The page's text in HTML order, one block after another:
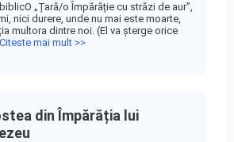
„Țară/o Împărăție cu străzi de aur”,
nici durere, unde nu mai este moarte,
multora dintre noi. (El va șterge orice
Citeste mai mult >>
din Împărăția lui